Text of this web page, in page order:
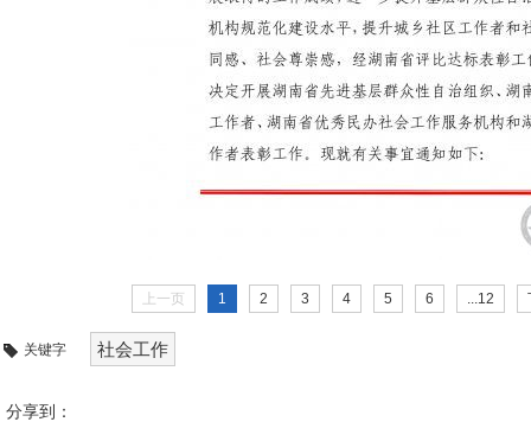
上一页 1 2 3 4 5 6 ...12
关键字 社会工作
分享到：